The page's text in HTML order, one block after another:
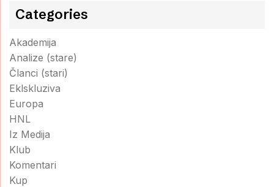
Categories
Akademija
Analize (stare)
Članci (stari)
Eklskluziva
Europa
HNL
Iz Medija
Klub
Komentari
Kup